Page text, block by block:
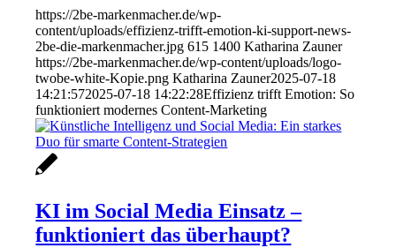
https://2be-markenmacher.de/wp-
content/uploads/effizienz-trifft-emotion-ki-support-news-
2be-die-markenmacher.jpg 615 1400 Katharina Zauner
https://2be-markenmacher.de/wp-content/uploads/logo-
twobe-white-Kopie.png Katharina Zauner2025-07-18
14:21:572025-07-18 14:22:28Effizienz trifft Emotion: So
funktioniert modernes Content-Marketing
KI im Social Media Einsatz –
funktioniert das überhaupt?